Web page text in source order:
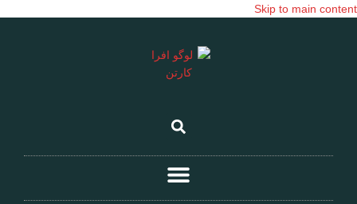
Skip to main content